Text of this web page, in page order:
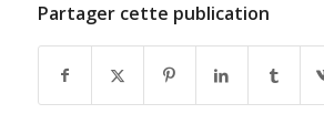
Partager cette publication